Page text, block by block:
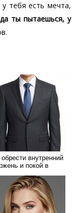
тебя есть мечта,
ты пытаешься, у
обрести внутренний
и покой в